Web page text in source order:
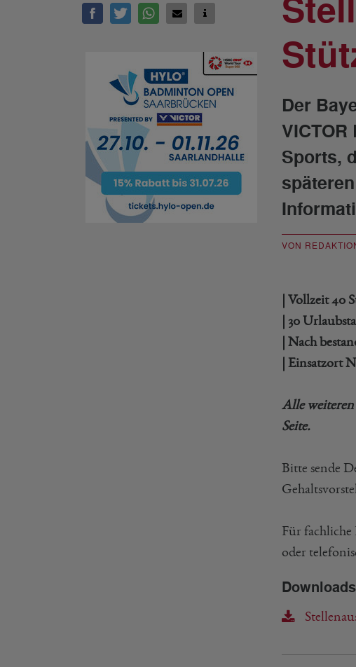
Der
Sports,
VON
| Vollzeit 40
| 30
| Nach
| Einsatzort
Alle
Seite.
Bitte sende
Für
oder
Downloads